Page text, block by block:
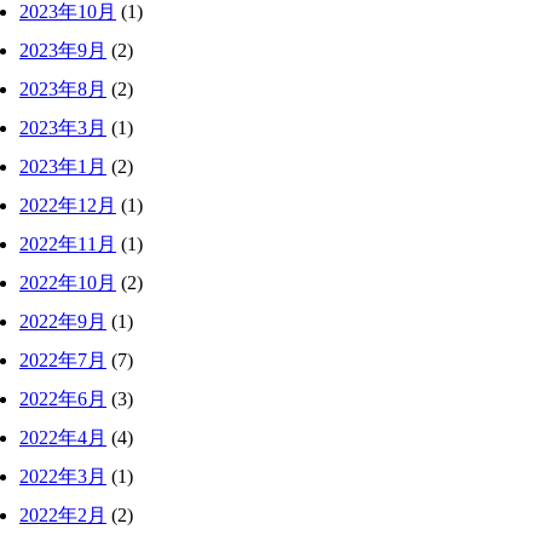
2023年10月 (1)
2023年9月 (2)
2023年8月 (2)
2023年3月 (1)
2023年1月 (2)
2022年12月 (1)
2022年11月 (1)
2022年10月 (2)
2022年9月 (1)
2022年7月 (7)
2022年6月 (3)
2022年4月 (4)
2022年3月 (1)
2022年2月 (2)